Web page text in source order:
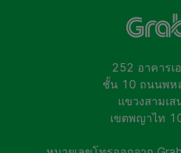
252 อาคารเ
ชั้น 10 ถนนพห
แขวงสามเส
เขตพญาไท